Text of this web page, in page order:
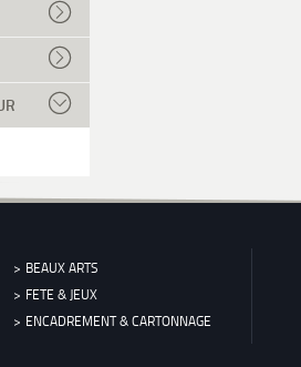
BEAUX ARTS
FETE & JEUX
ENCADREMENT & CARTONNAGE